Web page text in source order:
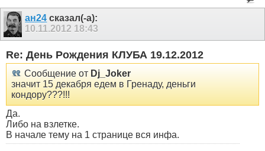
ан24 сказал(-а):
10.11.2012 18:43
Re: День Рождения КЛУБА 19.12.2012
Сообщение от Dj_Joker
значит 15 декабря едем в Гренаду, деньги
кондору???!!!
Да.
Либо на взлетке.
В начале тему на 1 странице вся инфа.